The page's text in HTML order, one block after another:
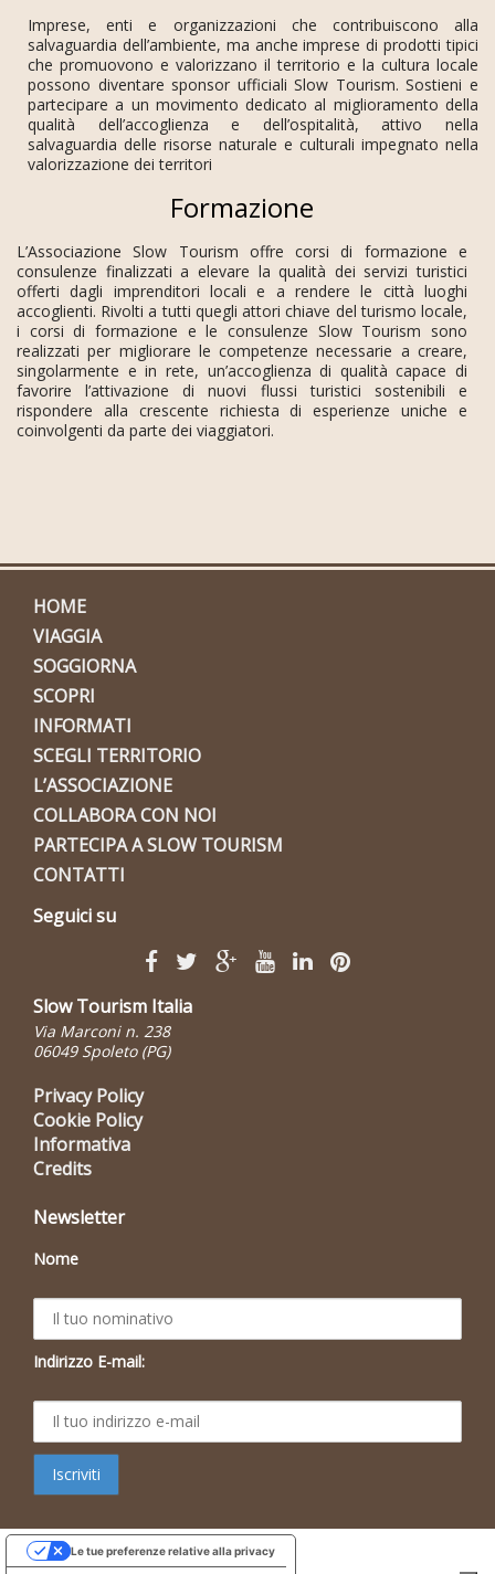
Imprese, enti e organizzazioni che contribuiscono alla
salvaguardia dell’ambiente, ma anche imprese di prodotti tipici
che promuovono e valorizzano il territorio e la cultura locale
possono diventare sponsor ufficiali Slow Tourism. Sostieni e
partecipare a un movimento dedicato al miglioramento della
qualità dell’accoglienza e dell’ospitalità, attivo nella
salvaguardia delle risorse naturale e culturali impegnato nella
valorizzazione dei territori
Formazione
L’Associazione Slow Tourism offre corsi di formazione e
consulenze finalizzati a elevare la qualità dei servizi turistici
offerti dagli imprenditori locali e a rendere le città luoghi
accoglienti. Rivolti a tutti quegli attori chiave del turismo locale,
i corsi di formazione e le consulenze Slow Tourism sono
realizzati per migliorare le competenze necessarie a creare,
singolarmente e in rete, un’accoglienza di qualità capace di
favorire l’attivazione di nuovi flussi turistici sostenibili e
rispondere alla crescente richiesta di esperienze uniche e
coinvolgenti da parte dei viaggiatori.
HOME
VIAGGIA
SOGGIORNA
SCOPRI
INFORMATI
SCEGLI TERRITORIO
L’ASSOCIAZIONE
COLLABORA CON NOI
PARTECIPA A SLOW TOURISM
CONTATTI
Seguici su
Slow Tourism Italia
Via Marconi n. 238
06049 Spoleto (PG)
Privacy Policy
Cookie Policy
Informativa
Credits
Newsletter
Nome
Indirizzo E-mail:
Le tue preferenze relative alla privacy